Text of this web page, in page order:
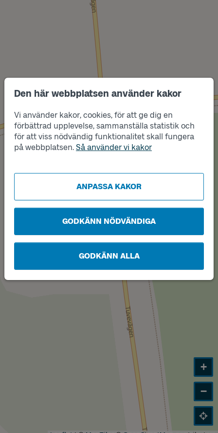
Den här webbplatsen använder kakor
Vi använder kakor, cookies, för att ge dig en
förbättrad upplevelse, sammanställa statistik och
för att viss nödvändig funktionalitet skall fungera
på webbplatsen. Så använder vi kakor
ANPASSA KAKOR
GODKÄNN NÖDVÄNDIGA
GODKÄNN ALLA
Läge
A
Läge
B
+
−